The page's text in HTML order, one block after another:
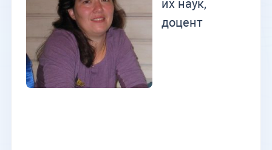
их наук,
доцент